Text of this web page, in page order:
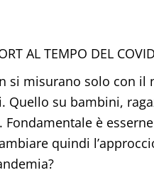
AL TEMPO DEL
si misurano solo con
su bambini,
è
quindi